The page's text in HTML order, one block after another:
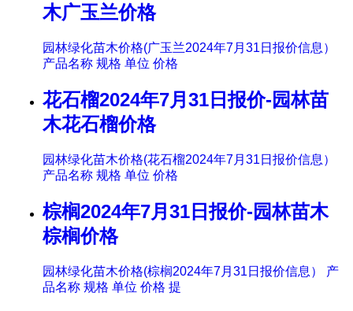
木广玉兰价格
园林绿化苗木价格(广玉兰2024年7月31日报价信息）
产品名称 规格 单位 价格
花石榴2024年7月31日报价-园林苗
木花石榴价格
园林绿化苗木价格(花石榴2024年7月31日报价信息）
产品名称 规格 单位 价格
棕榈2024年7月31日报价-园林苗木
棕榈价格
园林绿化苗木价格(棕榈2024年7月31日报价信息） 产
品名称 规格 单位 价格 提